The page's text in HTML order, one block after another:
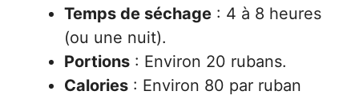
Temps de séchage : 4 à 8 heures
(ou une nuit).
Portions : Environ 20 rubans.
Calories : Environ 80 par ruban